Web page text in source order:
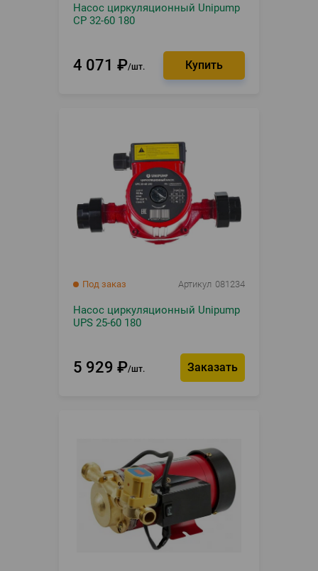
Насос циркуляционный Unipump
CP 32-60 180
4 071 ₽ шт.
Под заказ Артикул 081234
Насос циркуляционный Unipump
UPS 25-60 180
5 929 ₽ шт. Заказать